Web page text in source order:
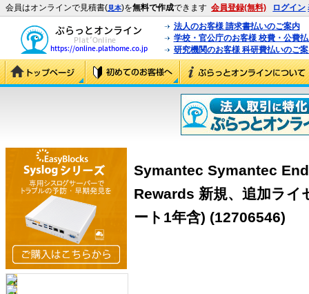
会員はオンラインで見積書(見本)を無料で作成できます 会員登録(無料) ログイン
法人のお客様 請求書払いのご案内
学校・官公庁のお客様 校費・公費
研究機関のお客様 科研費払いのご
Symantec Symantec
Rewards 新規、追加ラ
ート1年含) (12706546)